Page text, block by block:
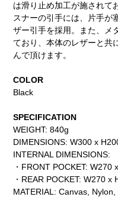
は滑り止め加工が施されて
スナーの引手には、片手が
ザー引手を採用。また、メ
ており、本体のレザーと共
んで頂けます。
COLOR
Black
SPECIFICATION
WEIGHT: 840g
DIMENSIONS: W300 x
INTERNAL DIMENSIONS:
・FRONT POCKET: W270
・REAR POCKET: W270 x
MATERIAL: Canvas,